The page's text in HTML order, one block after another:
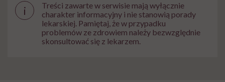
i
Treści zawarte w serwisie mają wyłącznie
charakter informacyjny i nie stanowią porady
lekarskiej. Pamiętaj, że w przypadku
problemów ze zdrowiem należy bezwzględnie
skonsultować się z lekarzem.